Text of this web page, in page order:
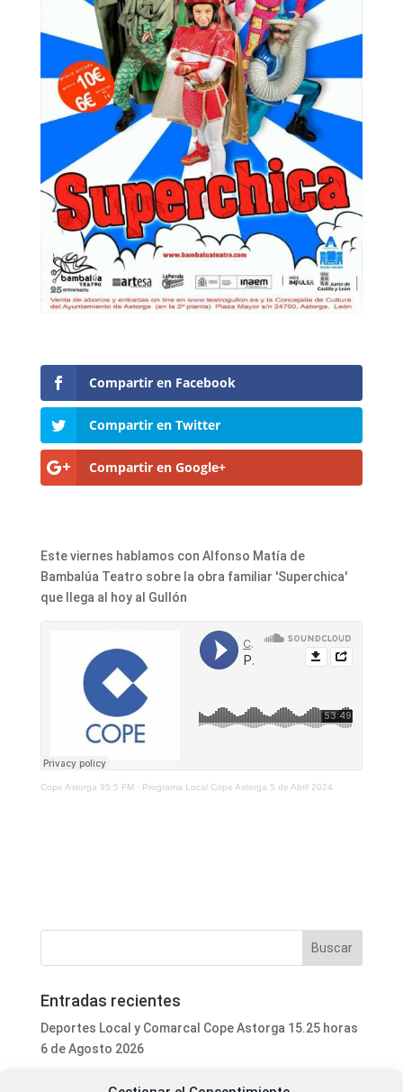
Compartir en Facebook
Compartir en Twitter
Compartir en Google+
Este viernes hablamos con Alfonso Matía de
Bambalúa Teatro sobre la obra familiar 'Superchica'
que llega al hoy al Gullón
Cope Astorga 95.5 FM· Programa Local Cope Astorga 5 de Abril 2024
Entradas recientes
Deportes Local y Comarcal Cope Astorga 15.25 horas
6 de Agosto 2026